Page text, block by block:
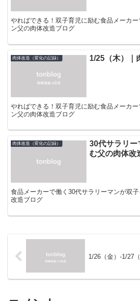
やればできる！双子育児に励む食品メーカ
ン父の肉体改造ブログ
肉体改造（変化の記録） 1/25（木）｜
やればできる！双子育児に励む食品メーカ
ン父の肉体改造ブログ
肉体改造（変化の記録）
30代サラリー
む父の肉体改
食品メーカーで働く30代サラリーマンが双
改造ブログ
1/26（金）-1/27